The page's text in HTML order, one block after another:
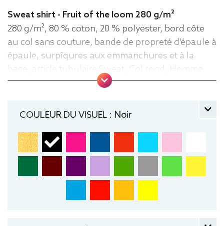
Sweat shirt - Fruit of the loom 280 g/m²
280 g/m², 80 % coton, 20 % polyester, bord côte
au col sans couture, bande de propreté d'épaule à
épaule, surpîqures aux emmanchures et à la
base, article tubulaire Sweat, Col rond, Homme
COULEUR DU VISUEL : Noir